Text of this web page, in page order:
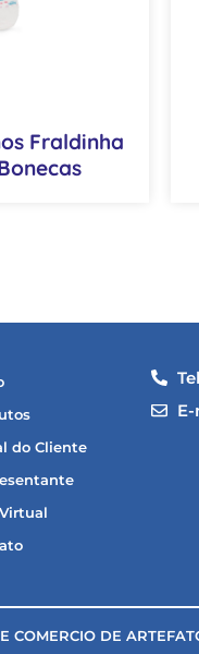
Fraldinha
do Cliente
COMERCIO DE